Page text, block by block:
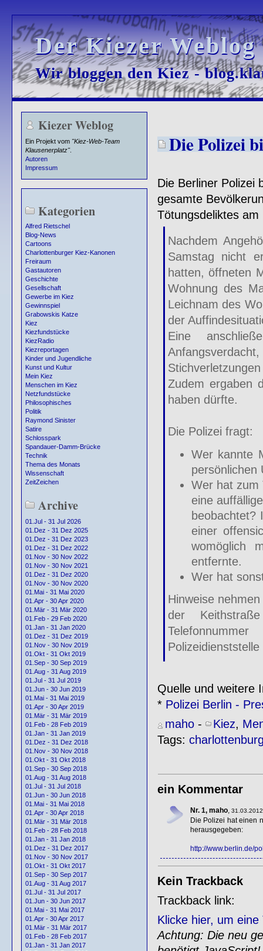
Der Kiezer
Der Kiezer
Wir bloggen den Kiez -
Wir bloggen den Kiez -
Kiezer Weblog
Ein Projekt vom "Kiez-Web-Team
Klausenerplatz".
Autoren
Impressum
Kategorien
Alfred Rietschel
Blog-News
Cartoons
Charlottenburger Kiez-Kanonen
Freiraum
Gastautoren
Geschichte
Gesellschaft
Gewerbe im Kiez
Gewinnspiel
Grabowskis Katze
Kiez
Kiezfundstücke
KiezRadio
Kiezreportagen
Kinder und Jugendliche
Kunst und Kultur
Mein Kiez
Menschen im Kiez
Netzfundstücke
Philosophisches
Politik
Raymond Sinister
Satire
Schlosspark
Spandauer-Damm-Brücke
Technik
Thema des Monats
Wissenschaft
ZeitZeichen
Archive
01.Jul - 31 Jul 2026
01.Dez - 31 Dez 2025
01.Dez - 31 Dez 2023
01.Dez - 31 Dez 2022
01.Nov - 30 Nov 2022
01.Nov - 30 Nov 2021
01.Dez - 31 Dez 2020
01.Nov - 30 Nov 2020
01.Mai - 31 Mai 2020
01.Apr - 30 Apr 2020
01.Mär - 31 Mär 2020
01.Feb - 29 Feb 2020
01.Jan - 31 Jan 2020
01.Dez - 31 Dez 2019
01.Nov - 30 Nov 2019
01.Okt - 31 Okt 2019
01.Sep - 30 Sep 2019
01.Aug - 31 Aug 2019
01.Jul - 31 Jul 2019
01.Jun - 30 Jun 2019
01.Mai - 31 Mai 2019
01.Apr - 30 Apr 2019
01.Mär - 31 Mär 2019
01.Feb - 28 Feb 2019
01.Jan - 31 Jan 2019
01.Dez - 31 Dez 2018
01.Nov - 30 Nov 2018
01.Okt - 31 Okt 2018
01.Sep - 30 Sep 2018
01.Aug - 31 Aug 2018
01.Jul - 31 Jul 2018
01.Jun - 30 Jun 2018
01.Mai - 31 Mai 2018
01.Apr - 30 Apr 2018
01.Mär - 31 Mär 2018
01.Feb - 28 Feb 2018
01.Jan - 31 Jan 2018
01.Dez - 31 Dez 2017
01.Nov - 30 Nov 2017
01.Okt - 31 Okt 2017
01.Sep - 30 Sep 2017
01.Aug - 31 Aug 2017
01.Jul - 31 Jul 2017
01.Jun - 30 Jun 2017
01.Mai - 31 Mai 2017
01.Apr - 30 Apr 2017
01.Mär - 31 Mär 2017
01.Feb - 28 Feb 2017
01.Jan - 31 Jan 2017
Die Polizei
Die Berliner Polizei
gesamte
Tötungsdeliktes
Nachdem
Samstag nicht
hatten, öffneten
Wohnung des
Leichnam des
der
Eine
Zudem ergaben
haben dürfte.
Die Polizei fragt:
Wer kannte
persönlichen
Wer hat zum
eine
beobachtet?
einer
womöglich
entfernte.
Wer hat
Hinweise
der
Quelle und weitere
* Polizei Berlin -
maho- Kiez,
Tags:
ein Kommentar
Nr. 1, maho,
Die Polizei hat einen
herausgegeben:
http://www.berlin.de/
Kein Trackback
Trackback link:
Klicke hier, um
Achtung: Die neu